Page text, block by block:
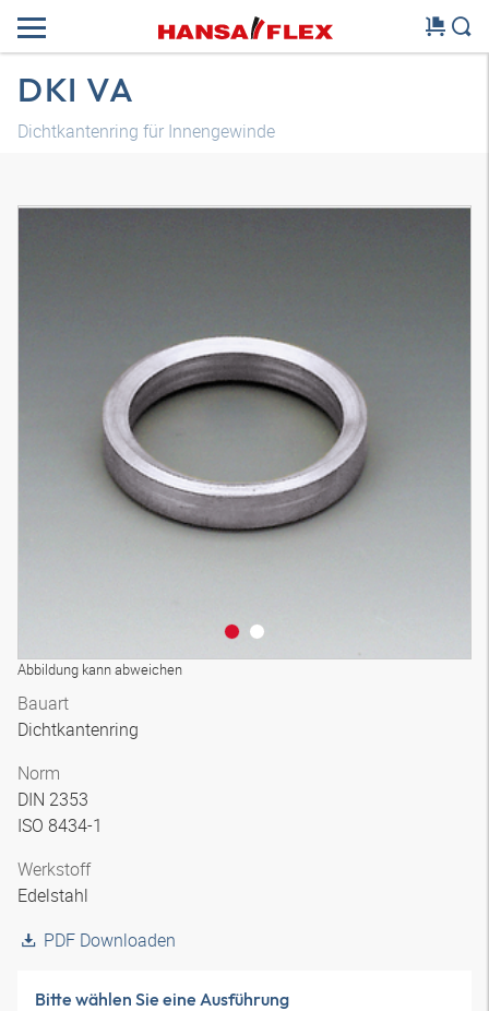
DKI VA
Dichtkantenring für Innengewinde
Abbildung kann abweichen
Bauart
Dichtkantenring
Norm
DIN 2353
ISO 8434-1
Werkstoff
Edelstahl
PDF Downloaden
Bitte wählen Sie eine Ausführung